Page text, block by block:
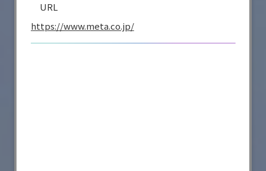
URL
https://www.meta.co.jp/